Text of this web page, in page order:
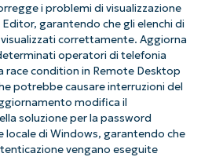
i problemi di visualizzazione
garantendo che gli elenchi di
correttamente. Aggiorna
operatori di telefonia
race condition in Remote Desktop
potrebbe causare interruzioni del
modifica il
soluzione per la password
di Windows, garantendo che
vengano eseguite